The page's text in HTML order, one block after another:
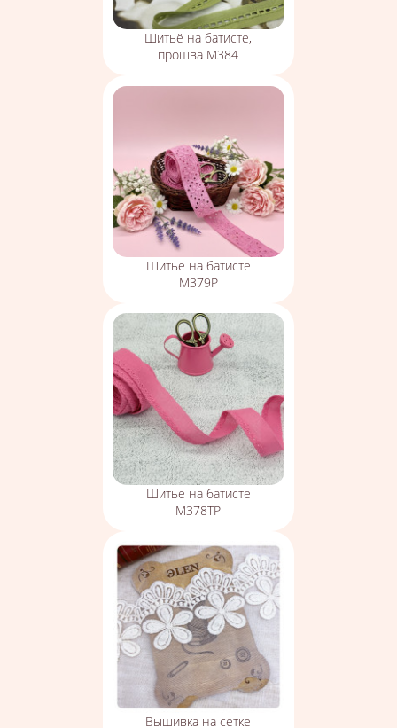
Шитьё на батисте,
прошва М384
Шитье на батисте
М379Р
Шитье на батисте
М378ТР
Вышивка на сетке